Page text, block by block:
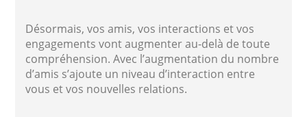
Désormais, vos amis, vos interactions et vos
engagements vont augmenter au-delà de toute
compréhension. Avec l’augmentation du nombre
d’amis s’ajoute un niveau d’interaction entre
vous et vos nouvelles relations.